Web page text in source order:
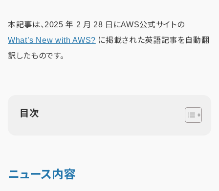
本記事は、2025 年 2 月 28 日にAWS公式サイトの
What’s New with AWS? に掲載された英語記事を自動翻
訳したものです。
目次
ニュース内容